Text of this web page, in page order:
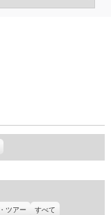
ツアー すべて